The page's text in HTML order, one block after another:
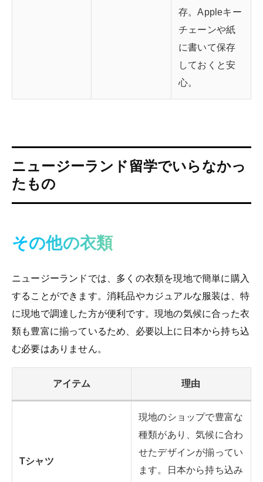
存。Appleキー
チェーンや紙
に書いて保存
しておくと安
心。
ニュージーランド留学でいらなかっ
たもの
その他の衣類
ニュージーランドでは、多くの衣類を現地で簡単に購入
することができます。消耗品やカジュアルな服装は、特
に現地で調達した方が便利です。現地の気候に合った衣
類も豊富に揃っているため、必要以上に日本から持ち込
む必要はありません。
アイテム 理由
Tシャツ
現地のショップで豊富な
種類があり、気候に合わ
せたデザインが揃ってい
ます。日本から持ち込み